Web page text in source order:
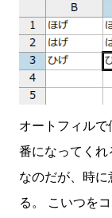
オートフィル
番になってくれ
なのだが、時
る。 こいつを